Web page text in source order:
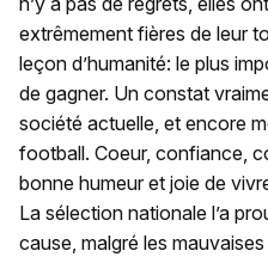
extrêmement fières de leur
leçon d’humanité: le plus
de gagner. Un constat
société actuelle, et encore
football. Coeur, confiance,
bonne humeur et joie de
La sélection nationale l’a
cause, malgré les